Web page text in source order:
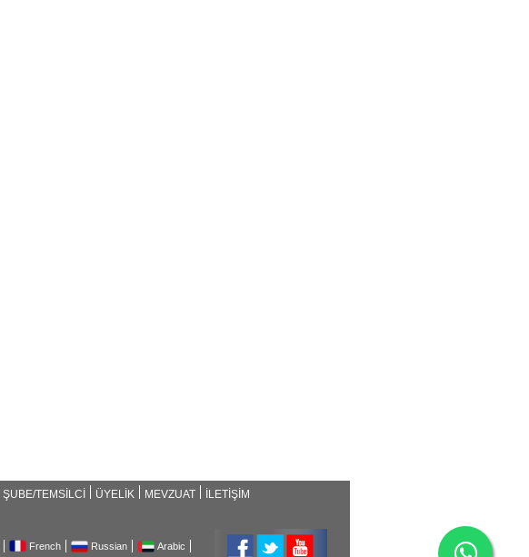
ŞUBE/TEMSİLCİ ÜYELİK MEVZUAT İLETİŞİM
French Russian Arabic